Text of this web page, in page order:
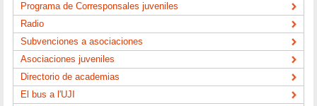
Programa de Corresponsales juveniles
Radio
Subvenciones a asociaciones
Asociaciones juveniles
Directorio de academias
El bus a l'UJI